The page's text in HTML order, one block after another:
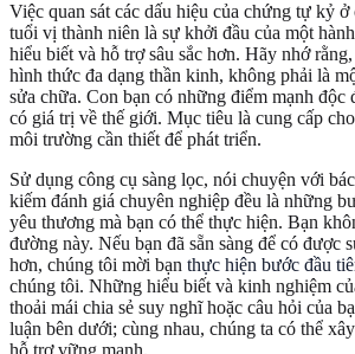
Việc quan sát các dấu hiệu của chứng tự kỷ ở
tuổi vị thành niên là sự khởi đầu của một
hiểu biết và hỗ trợ sâu sắc hơn. Hãy nhớ
hình thức đa dạng thần kinh, không phải là
sửa chữa. Con bạn có những điểm mạnh độc
có giá trị về thế giới. Mục tiêu là cung cấp
môi trường cần thiết để phát triển.
Sử dụng công cụ sàng lọc, nói chuyện với
kiếm đánh giá chuyên nghiệp đều là những
yêu thương mà bạn có thể thực hiện. Bạn
đường này. Nếu bạn đã sẵn sàng để có được
hơn, chúng tôi mời bạn thực hiện bước đầu
chúng tôi. Những hiểu biết và kinh nghiệm
thoải mái chia sẻ suy nghĩ hoặc câu hỏi của
luận bên dưới; cùng nhau, chúng ta có thể